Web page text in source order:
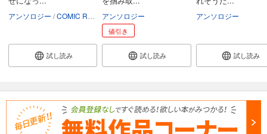
アンソロジー COMIC ROOM
試し読み
アンソロジー
値引き
試し読み
アンソロジー
試し読み